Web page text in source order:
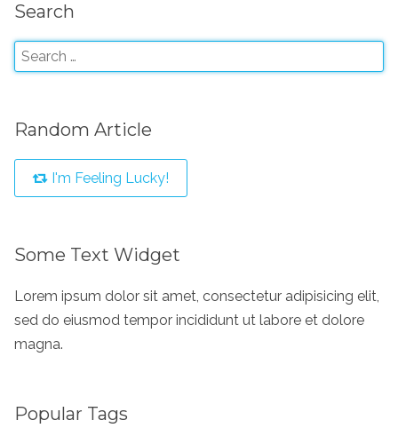
Search
Random Article
I'm Feeling Lucky!
Some Text Widget
Lorem ipsum dolor sit amet, consectetur adipisicing elit,
sed do eiusmod tempor incididunt ut labore et dolore
magna.
Popular Tags